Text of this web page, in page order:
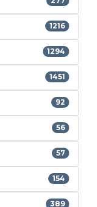
1216
1294
1451
92
56
57
154
389